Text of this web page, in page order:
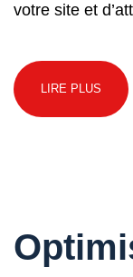
votre site et
LIRE PLUS